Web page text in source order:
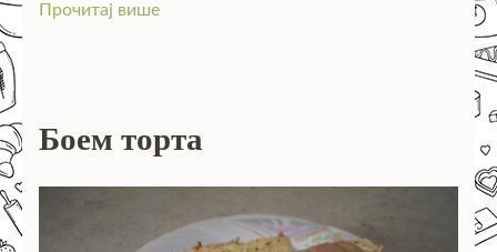
Прочитај више
Боем торта